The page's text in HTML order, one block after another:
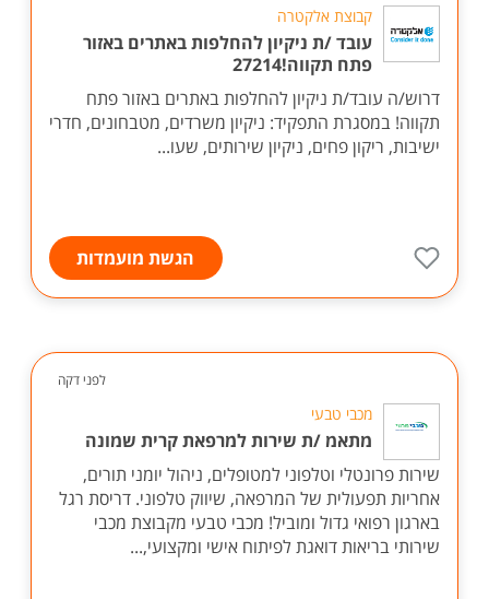
קבוצת אלקטרה
עובד /ת ניקיון להחלפות באתרים באזור
פתח תקווה!27214
דרוש/ה עובד/ת ניקיון להחלפות באתרים באזור פתח
תקווה! במסגרת התפקיד: ניקיון משרדים, מטבחונים, חדרי
ישיבות, ריקון פחים, ניקיון שירותים, שעו...
הגשת מועמדות
לפני דקה
מכבי טבעי
מתאמ /ת שירות למרפאת קרית שמונה
שירות פרונטלי וטלפוני למטופלים, ניהול יומני תורים,
אחריות תפעולית של המרפאה, שיווק טלפוני. דריסת רגל
בארגון רפואי גדול ומוביל! מכבי טבעי מקבוצת מכבי
שירותי בריאות דואגת לפיתוח אישי ומקצועי,...